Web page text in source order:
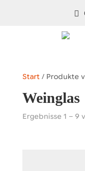
Start/ Produkte
Weinglas
Ergebnisse 1 – 9